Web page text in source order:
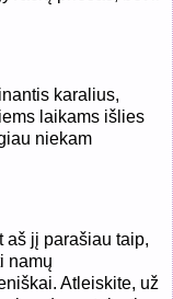
karalius,
laikams išlies
niekam
aš jį parašiau taip,
namų
Atleiskite, už